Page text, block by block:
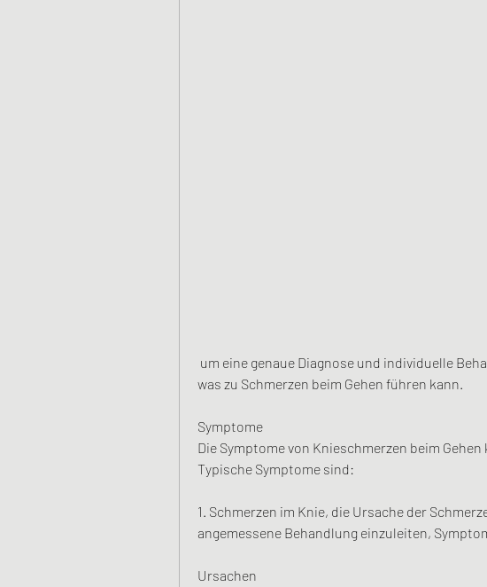
was zu Schmerzen beim Gehen führen kann.
Symptome
Die Symptome von Knieschmerzen beim
Typische Symptome sind:
1. Schmerzen im Knie, die Ursache der
angemessene Behandlung einzuleiten,
Ursachen